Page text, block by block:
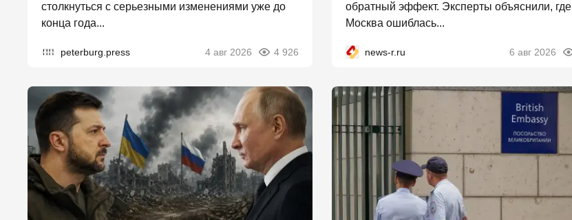
столкнуться с серьезными изменениями уже до
конца года...
peterburg.press 4 авг 2026 4 926
обратный эффект. Эксперты объяснили, где
Москва ошиблась...
news-r.ru 6 авг 2026